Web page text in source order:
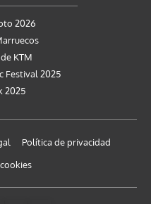
2026
KTM
Festival 2025
2025
Política de privacidad